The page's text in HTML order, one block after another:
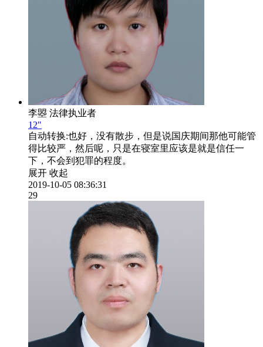
李曌 法律执业者
12"
自动转换:也好，没有散步，但是说国庆期间那他可能管
得比较严，然后呢，只是在寝室里应该是就是信任一
下，不会到犯罪的程度。
展开 收起
2019-10-05 08:36:31
29